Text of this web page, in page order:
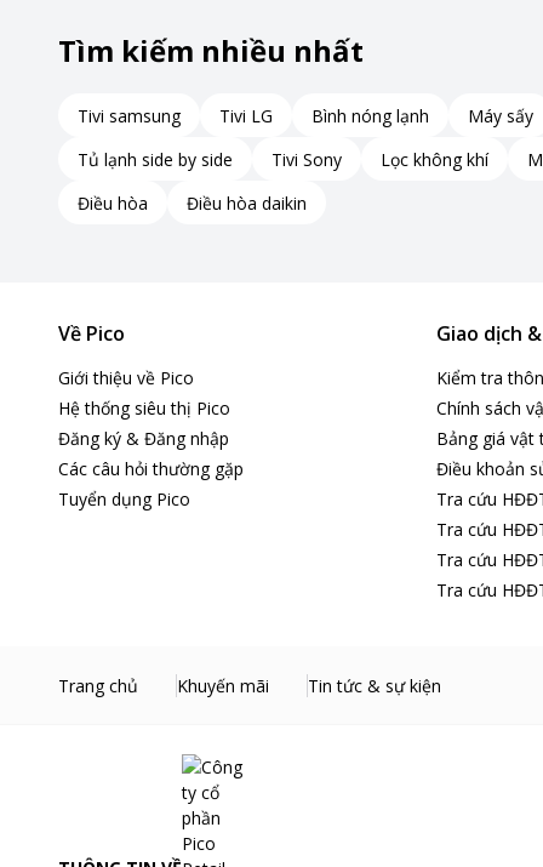
Tìm kiếm nhiều nhất
Tivi samsung Tivi LG Bình nóng lạnh Máy sấy
Tủ lạnh side by side
Tivi Sony Lọc không khí
Điều hòa
Điều hòa daikin
Về Pico
Giới thiệu về Pico
Hệ thống siêu thị Pico
Đăng ký & Đăng nhập
Các câu hỏi thường gặp
Tuyển dụng Pico
Giao dịch
Kiểm tra
Chính sách
Bảng giá vật
Điều khoản
Tra cứu
Tra cứu
Tra cứu
Tra cứu
Trang chủ Khuyến mãi Tin tức & sự kiện